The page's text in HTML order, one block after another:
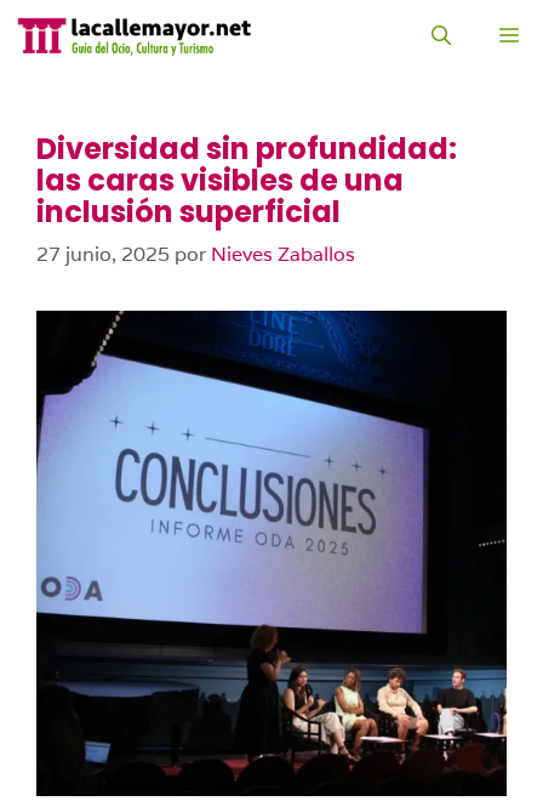
contenido
Diversidad sin profundidad:
las caras visibles de una
inclusión superficial
27 junio, 2025 por Nieves Zaballos